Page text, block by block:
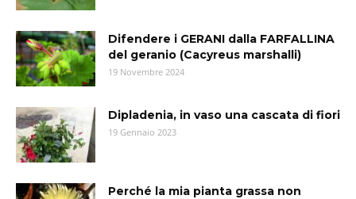
Difendere i GERANI dalla FARFALLINA
del geranio (Cacyreus marshalli)
19 Novembre 2024
Dipladenia, in vaso una cascata di fiori
19 Gennaio 2023
Perché la mia pianta grassa non